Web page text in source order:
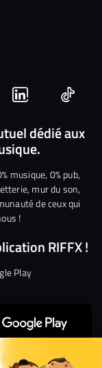
Nous
rejoindre
sur
Linkedin
Nous
dédié aux
musique, 0% pub,
mur du son,
de ceux qui
!
RIFFX !
Play